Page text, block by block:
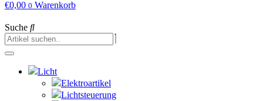
€0,00 0 Warenkorb
Suche
Licht
Elektroartikel
Lichtsteuerung